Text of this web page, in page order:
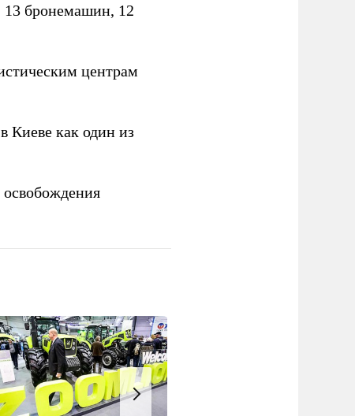
13 бронемашин, 12
центрам
Киеве как один из
освобождения